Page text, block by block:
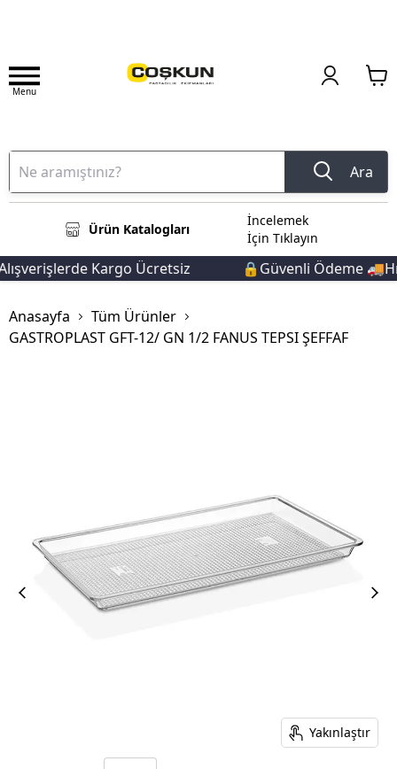
Menu
Ara
Ürün Katalogları
İncelemek
İçin Tıklayın
Kargo Ücretsiz 🔒Güvenli Ödeme
Anasayfa
Tüm Ürünler
GASTROPLAST GFT-12/ GN 1/2 FANUS TEPSI ŞEFFAF
Yakınlaştır